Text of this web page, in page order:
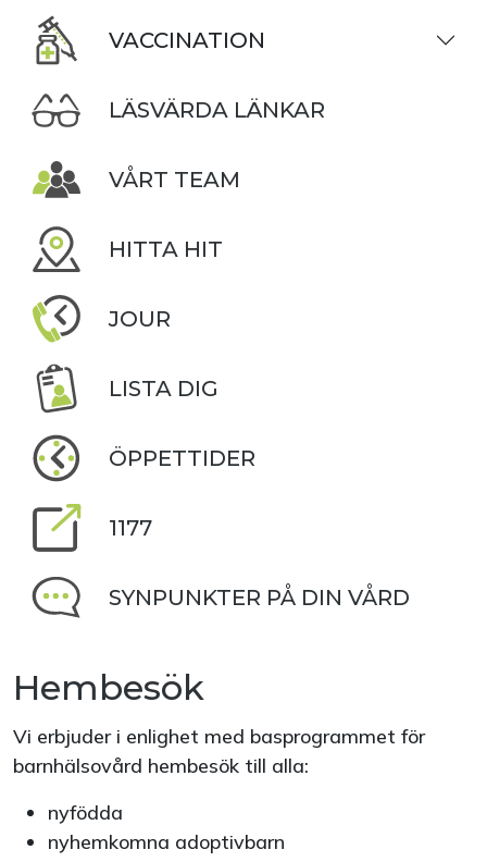
VACCINATION
LÄSVÄRDA LÄNKAR
VÅRT TEAM
HITTA HIT
JOUR
LISTA DIG
ÖPPETTIDER
1177
SYNPUNKTER PÅ DIN VÅRD
Hembesök
Vi erbjuder i enlighet med basprogrammet för
barnhälsovård hembesök till alla:
nyfödda
nyhemkomna adoptivbarn